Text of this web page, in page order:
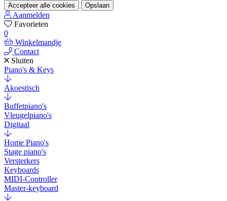
Accepteer alle cookies Opslaan
Aanmelden
Favorieten
0
Winkelmandje
Contact
Sluiten
Piano's & Keys
Akoestisch
Buffetpiano's
Vleugelpiano's
Digitaal
Home Piano's
Stage piano's
Versterkers
Keyboards
MIDI-Controller
Master-keyboard